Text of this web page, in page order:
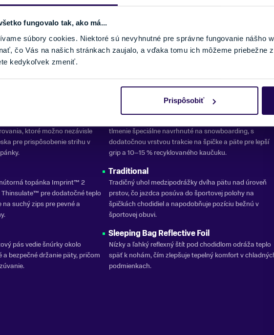
fungovalo tak, ako má...
súbory cookies. Niektoré sú nevyhnutné pre správne fungovanie nášho
čo Vás na našich stránkach zaujalo, a vďaka tomu ich môžeme priebežne
kedykoľvek zmeniť.
Prispôsobiť
Burton
Fit s technológiou Coiler™ má
ktoré možno nezávisle
pre prispôsobenie strihu v
topánka Imprint™ 2
pre dodatočné teplo
suchý zips pre pevné a
pás vedie šnúrky okolo
bezpečné držanie päty, pričom
tlmenie špeciálne navrhnuté na snowboarding, s
dodatočnou vrstvou trakcie na špičke a päte pre lepší
grip a 10–15 % recyklovaného kaučuku.
Traditional
Tradičný uhol medzipodrážky dvíha pätu nad úroveň
prstov, čo jazdca posúva do športovej polohy na
špičkách chodidiel a napodobňuje pozíciu bežnú v
športovej obuvi.
Sleeping Bag Reflective Foil
Nízky a ľahký reflexný štít pod chodidlom odráža teplo
späť k nohám, čím zlepšuje tepelný komfort v
podmienkach.